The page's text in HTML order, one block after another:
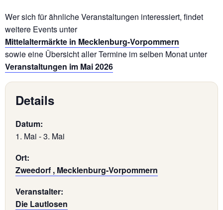
Wer sich für ähnliche Veranstaltungen interessiert, findet
weitere Events unter
Mittelaltermärkte in Mecklenburg-Vorpommern
sowie eine Übersicht aller Termine im selben Monat unter
Veranstaltungen im Mai 2026
Details
Datum:
1. Mai -3. Mai
Ort:
Zweedorf , Mecklenburg-Vorpommern
Veranstalter:
Die Lautlosen